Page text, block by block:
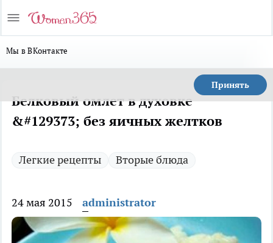
Мы в ВКонтакте
Принять
Белковый омлет в духовке
&#129373; без яичных желтков
Легкие рецепты Вторые блюда
24 мая 2015 administrator